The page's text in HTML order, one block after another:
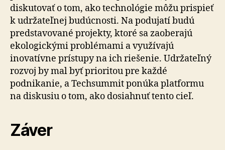
diskutovať o tom, ako technológie môžu prispieť
k udržateľnej budúcnosti. Na podujatí budú
predstavované projekty, ktoré sa zaoberajú
ekologickými problémami a využívajú
inovatívne prístupy na ich riešenie. Udržateľný
rozvoj by mal byť prioritou pre každé
podnikanie, a Techsummit ponúka platformu
na diskusiu o tom, ako dosiahnuť tento cieľ.
Záver